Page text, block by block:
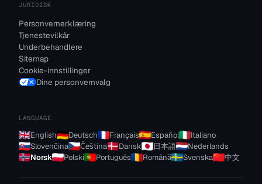
JURIDISK
Personvernerklæring
Tjenestevilkår
Underbehandlere
Sitemap
Cookie-innstillinger
Dine personvernvalg
LANGUAGE
English Deutsch Français Español
Italiano
Slovenčina
Čeština Dansk 日本語
Nederlands
Norsk
Polski Português Română Svenska 中文